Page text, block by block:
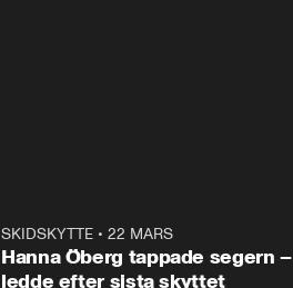
SKIDSKYTTE• 22 MARS
Hanna Öberg tappade segern –
ledde efter sista skyttet